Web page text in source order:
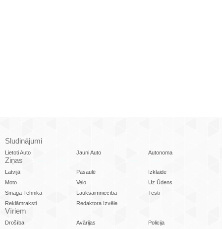
Sludinājumi
Lietoti Auto Jauni Auto Autonoma
Ziņas
Latvijā Pasaulē
Izklaide
Moto
Velo
Uz Ūdens
Smagā Tehnika
Lauksaimniecība
Testi
Reklāmraksti
Redaktora Izvēle
Vīriem
Drošība Avārijas
Policija